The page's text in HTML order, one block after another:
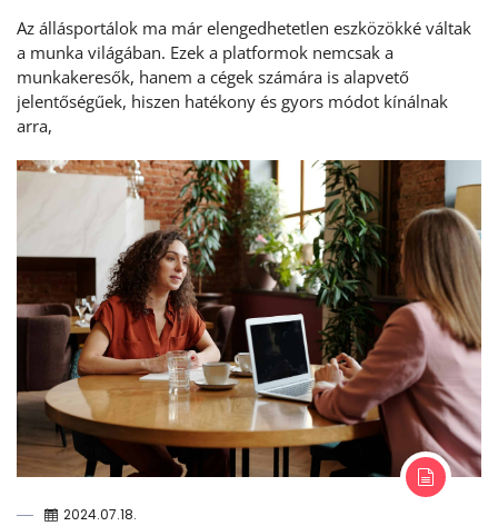
Az állásportálok ma már elengedhetetlen eszközökké váltak
a munka világában. Ezek a platformok nemcsak a
munkakeresők, hanem a cégek számára is alapvető
jelentőségűek, hiszen hatékony és gyors módot kínálnak
arra,
2024.07.18.